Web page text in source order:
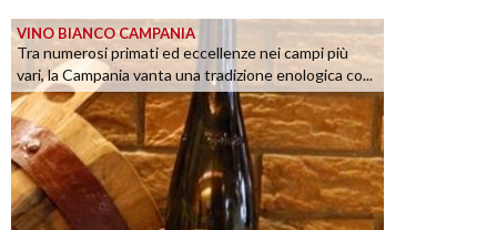
VINO BIANCO CAMPANIA
Tra numerosi primati ed eccellenze nei campi più
vari, la Campania vanta una tradizione enologica co...